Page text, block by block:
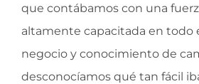
que contábamos con una
altamente capacitada en todo
negocio y conocimiento de
desconocíamos qué tan fácil